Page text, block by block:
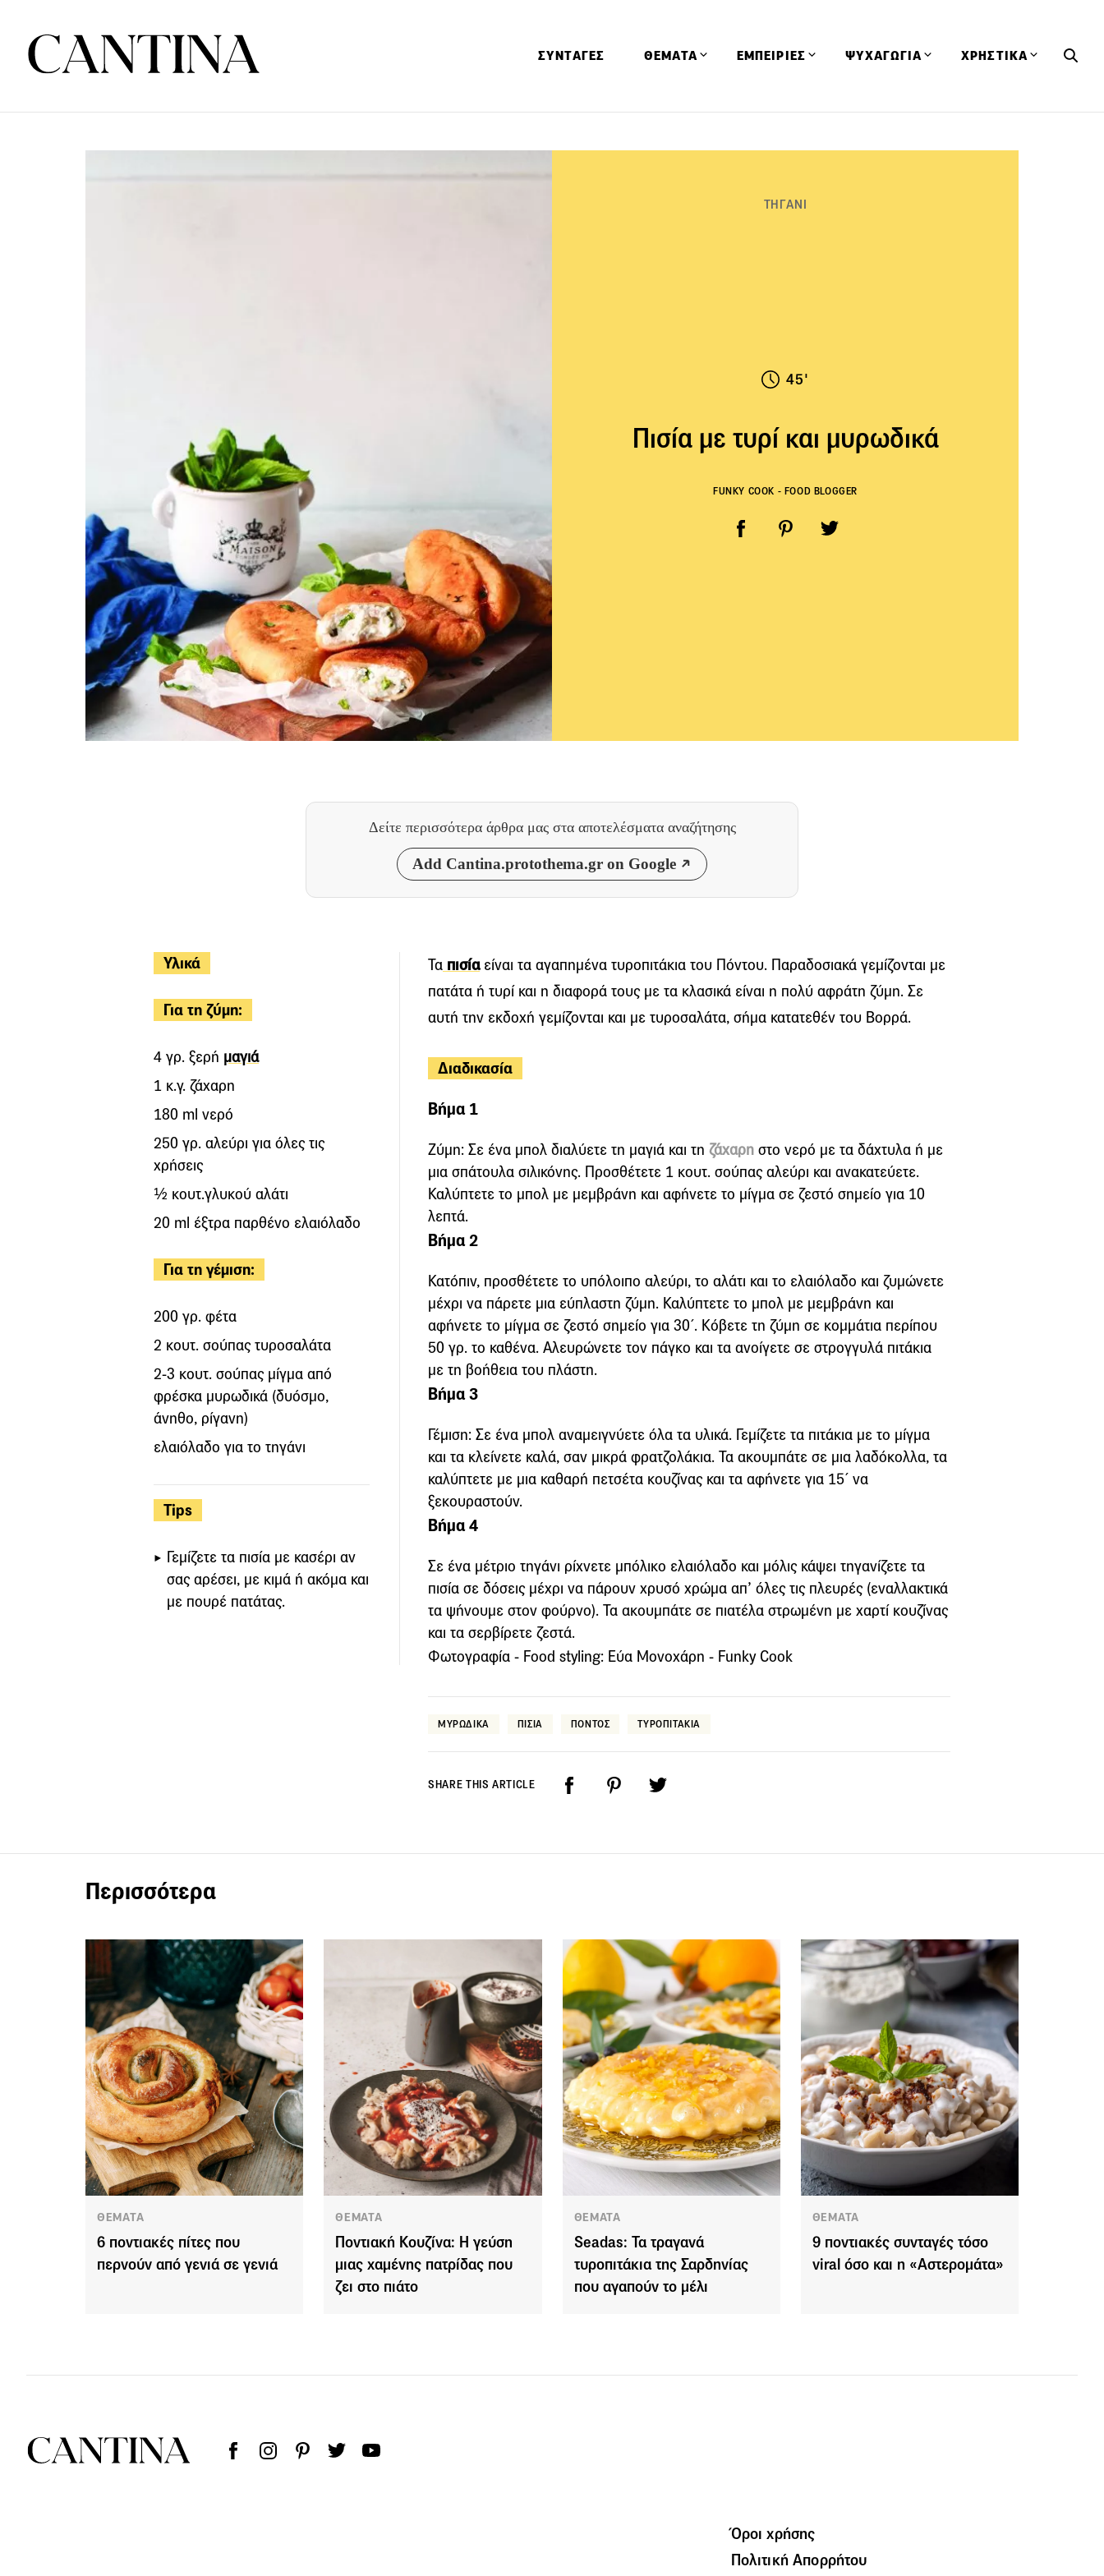
ΣΥΝΤΑΓΕΣ ΘΕΜΑΤΑ ΕΜΠΕΙΡΙΕΣ ΨΥΧΑΓΩΓΙΑ ΧΡΗΣΤΙΚΑ
ΤΗΓΑΝΙ
45'
Πισία με τυρί και μυρωδικά
FUNKY COOK - FOOD BLOGGER
Δείτε περισσότερα άρθρα μας στα αποτελέσματα αναζήτησης
Add Cantina.protothema.gr on Google
Υλικά
Για τη ζύμη:
4 γρ. ξερή μαγιά
1 κ.γ. ζάχαρη
180 ml νερό
250 γρ. αλεύρι για όλες τις
χρήσεις
½ κουτ.γλυκού αλάτι
20 ml έξτρα παρθένο ελαιόλαδο
Για τη γέμιση:
200 γρ. φέτα
2 κουτ. σούπας τυροσαλάτα
2-3 κουτ. σούπας μίγμα από
φρέσκα μυρωδικά (δυόσμο,
άνηθο, ρίγανη)
ελαιόλαδο για το τηγάνι
Tips
Γεμίζετε τα πισία με κασέρι αν
σας αρέσει, με κιμά ή ακόμα και
με πουρέ πατάτας.
Τα πισίαείναι τα αγαπημένα τυροπιτάκια του Πόντου. Παραδοσιακά γεμίζονται με
πατάτα ή τυρί και η διαφορά τους με τα κλασικά είναι η πολύ αφράτη ζύμη. Σε
αυτή την εκδοχή γεμίζονται και με τυροσαλάτα, σήμα κατατεθέν του Βορρά.
Διαδικασία
Βήμα 1
Ζύμη: Σε ένα μπολ διαλύετε τη μαγιά και τη ζάχαρη στο νερό με τα δάχτυλα ή με
μια σπάτουλα σιλικόνης. Προσθέτετε 1 κουτ. σούπας αλεύρι και ανακατεύετε.
Καλύπτετε το μπολ με μεμβράνη και αφήνετε το μίγμα σε ζεστό σημείο για 10
λεπτά.
Βήμα 2
Κατόπιν, προσθέτετε το υπόλοιπο αλεύρι, το αλάτι και το ελαιόλαδο και ζυμώνετε
μέχρι να πάρετε μια εύπλαστη ζύμη. Καλύπτετε το μπολ με μεμβράνη και
αφήνετε το μίγμα σε ζεστό σημείο για 30΄. Κόβετε τη ζύμη σε κομμάτια περίπου
50 γρ. το καθένα. Αλευρώνετε τον πάγκο και τα ανοίγετε σε στρογγυλά πιτάκια
με τη βοήθεια του πλάστη.
Βήμα 3
Γέμιση: Σε ένα μπολ αναμειγνύετε όλα τα υλικά. Γεμίζετε τα πιτάκια με το μίγμα
και τα κλείνετε καλά, σαν μικρά φρατζολάκια. Τα ακουμπάτε σε μια λαδόκολλα, τα
καλύπτετε με μια καθαρή πετσέτα κουζίνας και τα αφήνετε για 15΄ να
ξεκουραστούν.
Βήμα 4
Σε ένα μέτριο τηγάνι ρίχνετε μπόλικο ελαιόλαδο και μόλις κάψει τηγανίζετε τα
πισία σε δόσεις μέχρι να πάρουν χρυσό χρώμα απ’ όλες τις πλευρές (εναλλακτικά
τα ψήνουμε στον φούρνο). Τα ακουμπάτε σε πιατέλα στρωμένη με χαρτί κουζίνας
και τα σερβίρετε ζεστά.
Φωτογραφία - Food styling: Εύα Μονοχάρη - Funky Cook
ΜΥΡΩΔΙΚΑ ΠΙΣΙΑ ΠΟΝΤΟΣ ΤΥΡΟΠΙΤΑΚΙΑ
SHARE THIS ARTICLE
Περισσότερα
ΘΕΜΑΤΑ
6 ποντιακές πίτες που
περνούν από γενιά σε γενιά
ΘΕΜΑΤΑ
Ποντιακή Κουζίνα: Η γεύση
μιας χαμένης πατρίδας που
ζει στο πιάτο
ΘΕΜΑΤΑ
Seadas: Τα τραγανά
τυροπιτάκια της Σαρδηνίας
που αγαπούν το μέλι
ΘΕΜΑΤΑ
9 ποντιακές συνταγές τόσο
viral όσο και η «Αστερομάτα»
Όροι χρήσης
Πολιτική Απορρήτου